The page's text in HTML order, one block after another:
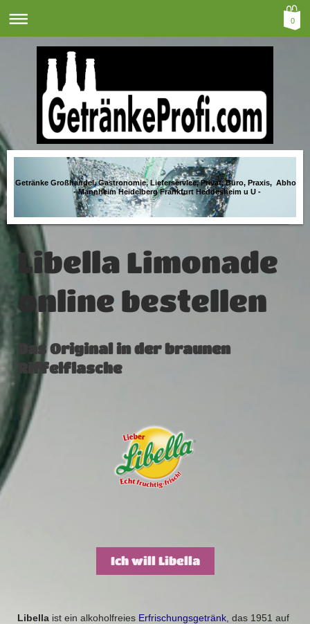
0
Getränke Großhandel, Gastronomie, Lieferservice, Privat, Büro, Praxis,
- Mannheim Heidelberg Frankfurt Heddesheim u U -
Libella Limonade
online bestellen
Das Original in der braunen
Riffelflasche
Ich will Libella
Libella ist ein alkoholfreies Erfrischungsgetränk , das 1951 auf